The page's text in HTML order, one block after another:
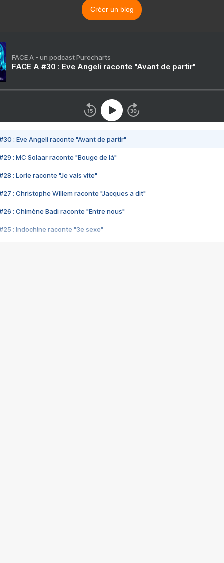
Créer un blog
FACE A - un podcast Purecharts
FACE A #30 : Eve Angeli raconte "Avant de partir"
#30 : Eve Angeli raconte "Avant de partir"
#29 : MC Solaar raconte "Bouge de là"
#28 : Lorie raconte "Je vais vite"
#27 : Christophe Willem raconte "Jacques a dit"
#26 : Chimène Badi raconte "Entre nous"
#25 : Indochine raconte "3e sexe"